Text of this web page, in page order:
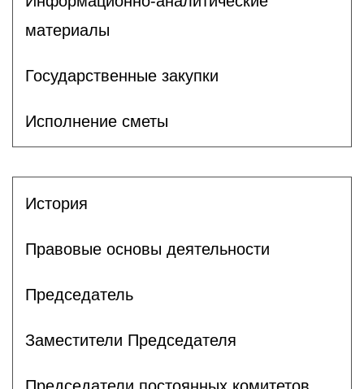
материалы
Государственные закупки
Исполнение сметы
История
Правовые основы деятельности
Председатель
Заместители Председателя
Председатели постоянных комитетов